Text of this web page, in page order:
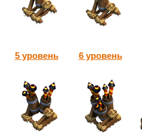
5 уровень 6 уровень